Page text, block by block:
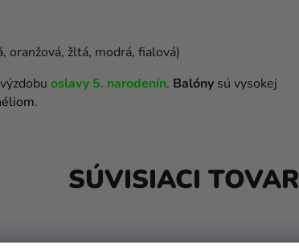
oranžová, žltá, modrá, fialová)
oslavy 5. narodenín. Balóny sú vysokej
.
SÚVISIACI TOVAR